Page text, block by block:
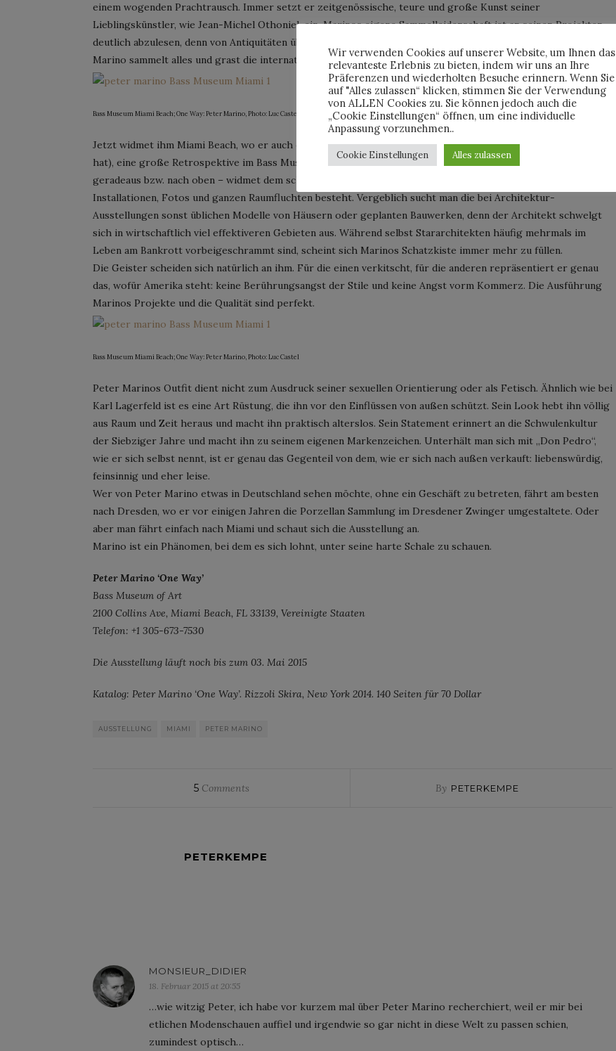
einem wogenden Prachtrausch. Immer setzt er zeitgenössische, teure und große Kunst seiner
Lieblingskünstler, wie Jean-Michel Othoniel, ein. Marinos eigene Sammelleidenschaft ist an seinen Projekten
deutlich abzulesen, denn von Antiquitäten über Fotografie bis zu Porzellan und Büchern des 16. Jahrhunderts:
Marino sammelt alles und grast die internationalen Auktionshäuser ab wie ein Staubsauger.
Bass Museum Miami Beach; One Way: Peter Marino, Photo: Luc Castel
Jetzt widmet ihm Miami Beach, wo er auch ein Haus besitzt (und mehrere Hochbau Wettbewerbe verloren
hat), eine große Retrospektive im Bass Museum. Die Ausstellung „One Way“ – bei Marino ging es ja immer nur
geradeaus bzw. nach oben – widmet dem schrägen Society Liebling eine fulminante Schau, die aus
Installationen, Fotos und ganzen Raumfluchten besteht. Vergeblich sucht man die bei Architektur-
Ausstellungen sonst üblichen Modelle von Häusern oder geplanten Bauwerken, denn der Architekt schwelgt
sich in wirtschaftlich viel effektiveren Gebieten aus. Während selbst Stararchitekten häufig mehrmals im
Leben am Bankrott vorbeigeschrammt sind, scheint sich Marinos Schatzkiste immer mehr zu füllen.
Die Geister scheiden sich natürlich an ihm. Für die einen verkitscht, für die anderen repräsentiert er genau
das, wofür Amerika steht: keine Berührungsangst der Stile und keine Angst vorm Kommerz. Die Ausführung
Marinos Projekte und die Qualität sind perfekt.
Bass Museum Miami Beach; One Way: Peter Marino, Photo: Luc Castel
Peter Marinos Outfit dient nicht zum Ausdruck seiner sexuellen Orientierung oder als Fetisch. Ähnlich wie bei
Karl Lagerfeld ist es eine Art Rüstung, die ihn vor den Einflüssen von außen schützt. Sein Look hebt ihn völlig
aus Raum und Zeit heraus und macht ihn praktisch alterslos. Sein Statement erinnert an die Schwulenkultur
der Siebziger Jahre und macht ihn zu seinem eigenen Markenzeichen. Unterhält man sich mit „Don Pedro“,
wie er sich selbst nennt, ist er genau das Gegenteil von dem, wie er sich nach außen verkauft: liebenswürdig,
feinsinnig und eher leise.
Wer von Peter Marino etwas in Deutschland sehen möchte, ohne ein Geschäft zu betreten, fährt am besten
nach Dresden, wo er vor einigen Jahren die Porzellan Sammlung im Dresdener Zwinger umgestaltete. Oder
aber man fährt einfach nach Miami und schaut sich die Ausstellung an.
Marino ist ein Phänomen, bei dem es sich lohnt, unter seine harte Schale zu schauen.
Peter Marino ‘One Way’
Bass Museum of Art
2100 Collins Ave, Miami Beach, FL 33139, Vereinigte Staaten
Telefon: +1 305-673-7530
Die Ausstellung läuft noch bis zum 03. Mai 2015
Katalog: Peter Marino ‘One Way’. Rizzoli Skira, New York 2014. 140 Seiten für 70 Dollar
AUSSTELLUNG MIAMI PETER MARINO
5Comments By PETERKEMPE
PETERKEMPE
MONSIEUR_DIDIER
18. Februar 2015 at 20:55
…wie witzig Peter, ich habe vor kurzem mal über Peter Marino recherchiert, weil er mir bei
etlichen Modenschauen auffiel und irgendwie so gar nicht in diese Welt zu passen schien,
zumindest optisch…
Wir verwenden Cookies auf unserer Website, um Ihnen das
relevanteste Erlebnis zu bieten, indem wir uns an Ihre
Präferenzen und wiederholten Besuche erinnern. Wenn Sie
auf "Alles zulassen“ klicken, stimmen Sie der Verwendung
von ALLEN Cookies zu. Sie können jedoch auch die
„Cookie Einstellungen“ öffnen, um eine individuelle
Anpassung vorzunehmen..
Cookie Einstellungen Alles zulassen